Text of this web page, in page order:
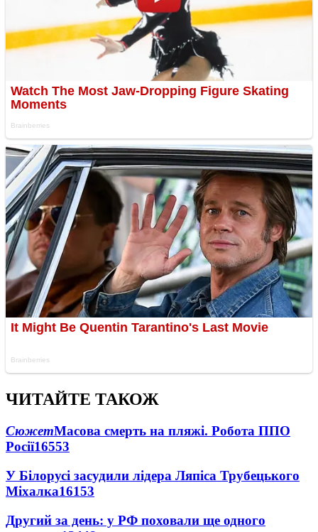
ЧИТАЙТЕ ТАКОЖ
СюжетМасова смерть на пляжі. Робота ППО
Росії16553
У Білорусі засудили лідера Ляпіса Трубецького
Міхалка16153
Другий за день: у РФ поховали ще одного